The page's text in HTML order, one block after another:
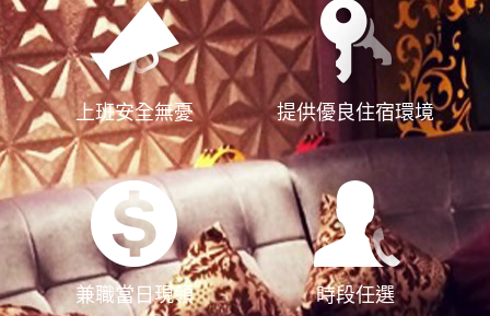
上班安全無憂 提供優良住宿環境
兼職當日現領 時段任選